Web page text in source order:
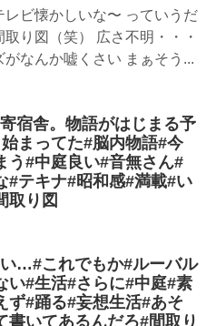
レビ懐かしいな〜 っていうだ
り図（笑） 広さ不明・・・
がなんか嘘くさい まぁそう...
宿舎。物語がはじまる予
まってた#脳内物語#今
う#中庭良い#音無さん#
#テキナ#昭和感#満載#い
取り図
…#これでもか#ルーバル
い#生活#さらに#中庭#素
ず#踊る#妄想生活#あそ
書いてあるんだろ#間取り